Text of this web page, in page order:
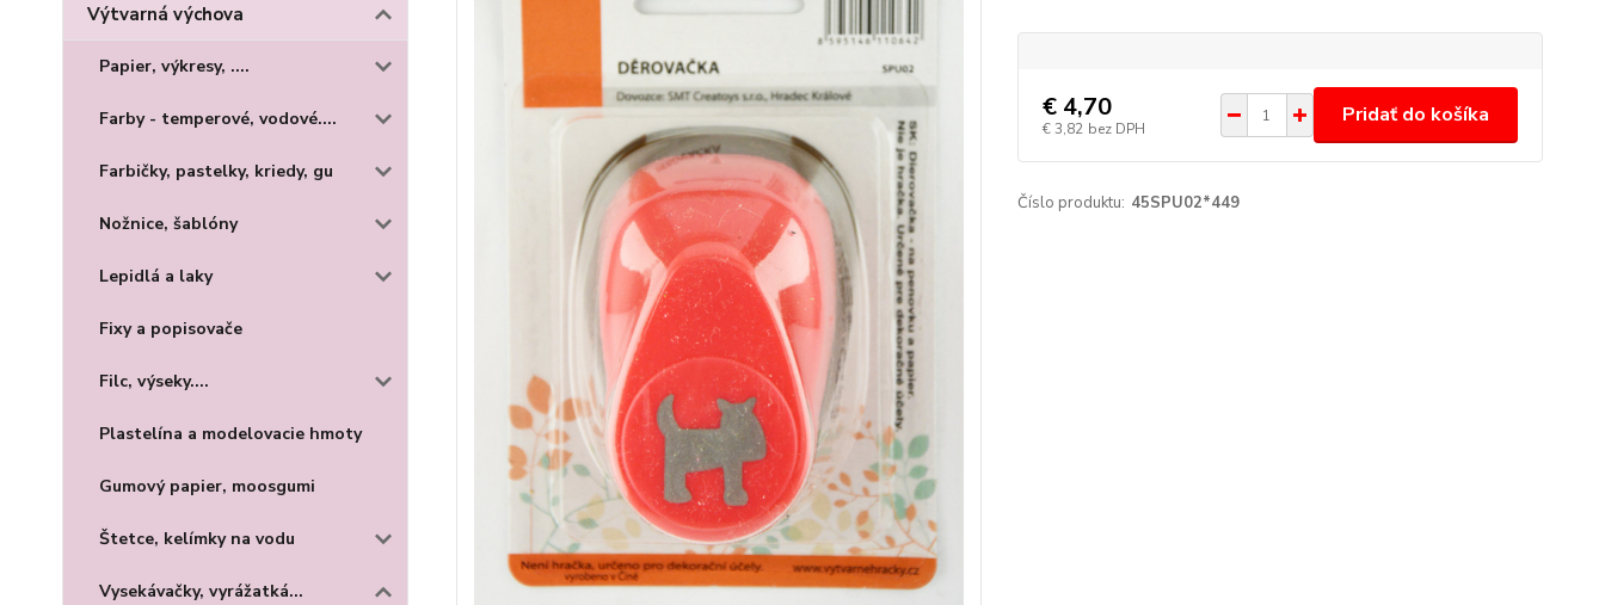
Výtvarná výchova
Papier, výkresy, ....
Farby - temperové, vodové....
Farbičky, pastelky, kriedy, gu
Nožnice, šablóny
Lepidlá a laky
Fixy a popisovače
Filc, výseky....
Plastelína a modelovacie hmoty
Gumový papier, moosgumi
Štetce, kelímky na vodu
Vysekávačky, vyrážatká...
€ 4,70
€ 3,82 bez DPH
Pridať do košíka
Číslo produktu: 45SPU02*449